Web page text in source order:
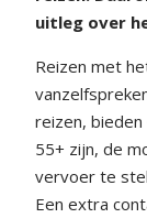
uitleg over
Reizen met
reizen,
55+ zijn, de
vervoer te
Een extra